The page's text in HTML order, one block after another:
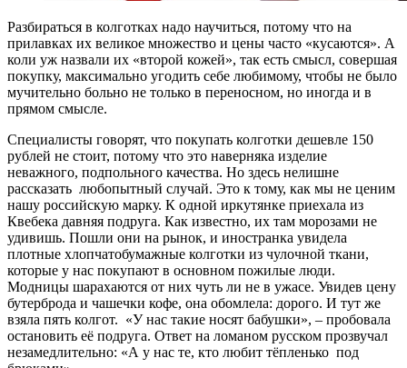
Разбираться в колготках надо научиться, потому что на
прилавках их великое множество и цены часто «кусаются». А
коли уж назвали их «второй кожей», так есть смысл, совершая
покупку, максимально угодить себе любимому, чтобы не было
мучительно больно не только в переносном, но иногда и в
прямом смысле.
Специалисты говорят, что покупать колготки дешевле 150
рублей не стоит, потому что это наверняка изделие
неважного, подпольного качества. Но здесь нелишне
рассказать любопытный случай. Это к тому, как мы не ценим
нашу российскую марку. К одной иркутянке приехала из
Квебека давняя подруга. Как известно, их там морозами не
удивишь. Пошли они на рынок, и иностранка увидела
плотные хлопчатобумажные колготки из чулочной ткани,
которые у нас покупают в основном пожилые люди.
Модницы шарахаются от них чуть ли не в ужасе. Увидев цену
бутерброда и чашечки кофе, она обомлела: дорого. И тут же
взяла пять колгот. «У нас такие носят бабушки», – пробовала
остановить её подруга. Ответ на ломаном русском прозвучал
незамедлительно: «А у нас те, кто любит тёпленько под